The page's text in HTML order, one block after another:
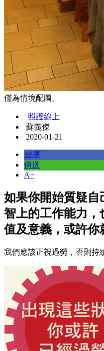
僅為情境配圖。
照護線上
蘇義傑
2020-01-21
分享
傳送
A+
如果你開始質疑自
智上的工作能力，
值及意義，或許你
我們應該正視過勞，否則持